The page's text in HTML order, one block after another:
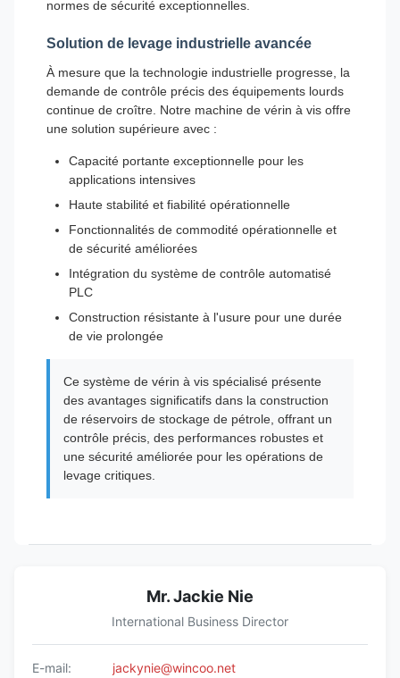
normes de sécurité exceptionnelles.
Solution de levage industrielle avancée
À mesure que la technologie industrielle progresse, la
demande de contrôle précis des équipements lourds
continue de croître. Notre machine de vérin à vis offre
une solution supérieure avec :
Capacité portante exceptionnelle pour les
applications intensives
Haute stabilité et fiabilité opérationnelle
Fonctionnalités de commodité opérationnelle et
de sécurité améliorées
Intégration du système de contrôle automatisé
PLC
Construction résistante à l'usure pour une durée
de vie prolongée
Ce système de vérin à vis spécialisé présente
des avantages significatifs dans la construction
de réservoirs de stockage de pétrole, offrant un
contrôle précis, des performances robustes et
une sécurité améliorée pour les opérations de
levage critiques.
Mr. Jackie Nie
International Business Director
E-mail:
jackynie@wincoo.net